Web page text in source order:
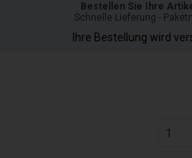
Bestellen Sie Ihre
Schnelle Lieferung -
Ihre Bestellung wird